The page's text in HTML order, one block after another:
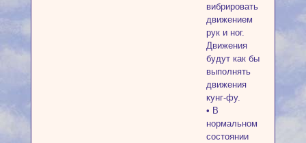
вибрировать
движением
рук и ног.
Движения
будут как бы
выполнять
движения
кунг-фу.
• В
нормальном
состоянии